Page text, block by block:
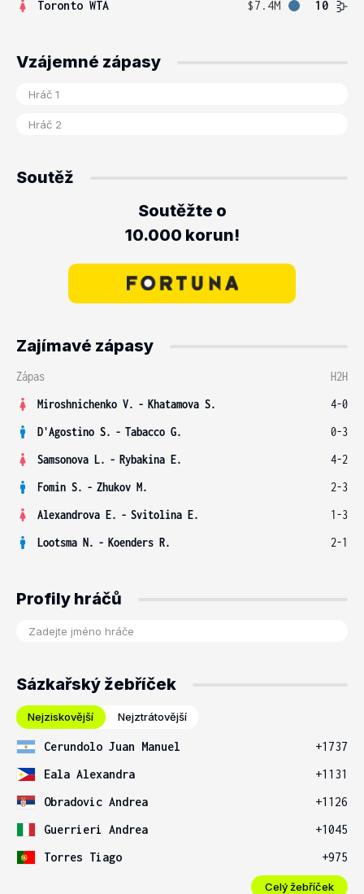
Toronto WTA
$7.4M 10
Vzájemné zápasy
Soutěž
Soutěžte o
10.000 korun!
Zajímavé zápasy
Zápas
H2H
Miroshnichenko V. - Khatamova S.
4-0
D'Agostino S. - Tabacco G.
0-3
Samsonova L. - Rybakina E.
4-2
Fomin S. - Zhukov M.
2-3
Alexandrova E. - Svitolina E.
1-3
Lootsma N. - Koenders R. 2-1
Profily hráčů
Sázkařský žebříček
Nejziskovější Nejztrátovější
Cerundolo Juan Manuel
+1737
Eala Alexandra
+1131
Obradovic Andrea
+1126
Guerrieri Andrea
+1045
Torres Tiago
+975
Celý žebříček